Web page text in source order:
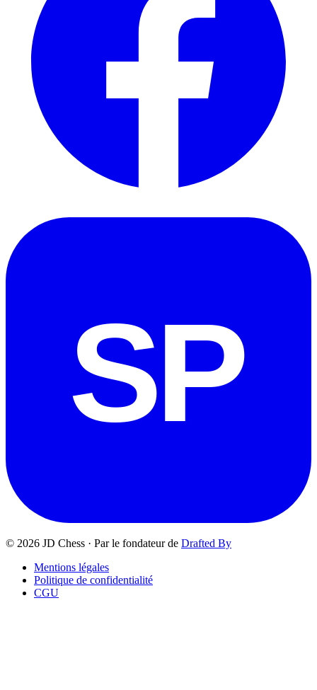
SP
© 2026 JD Chess · Par le fondateur de Drafted By
Mentions légales
Politique de confidentialité
CGU